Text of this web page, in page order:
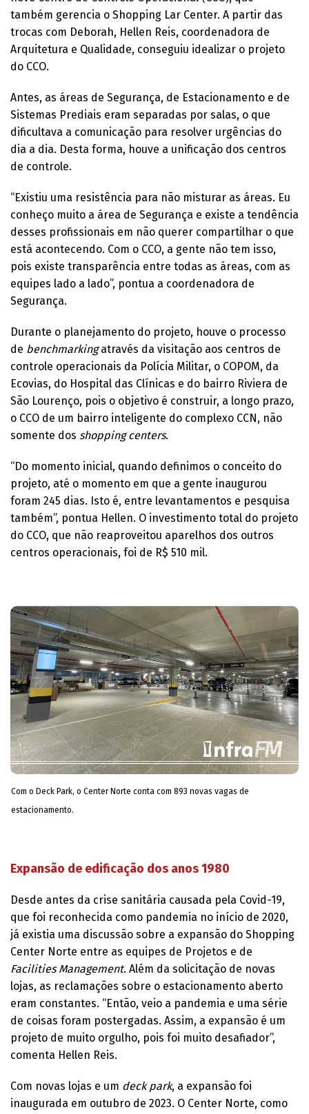
também gerencia o Shopping Lar Center. A partir das
trocas com Deborah, Hellen Reis, coordenadora de
Arquitetura e Qualidade, conseguiu idealizar o projeto
do CCO.
Antes, as áreas de Segurança, de Estacionamento e de
Sistemas Prediais eram separadas por salas, o que
dificultava a comunicação para resolver urgências do
dia a dia. Desta forma, houve a unificação dos centros
de controle.
“Existiu uma resistência para não misturar as áreas. Eu
conheço muito a área de Segurança e existe a tendência
desses profissionais em não querer compartilhar o que
está acontecendo. Com o CCO, a gente não tem isso,
pois existe transparência entre todas as áreas, com as
equipes lado a lado”, pontua a coordenadora de
Segurança.
Durante o planejamento do projeto, houve o processo
de benchmarkingatravés da visitação aos centros de
controle operacionais da Polícia Militar, o COPOM, da
Ecovias, do Hospital das Clínicas e do bairro Riviera de
São Lourenço, pois o objetivo é construir, a longo prazo,
o CCO de um bairro inteligente do complexo CCN, não
somente dos shopping centers.
“Do momento inicial, quando definimos o conceito do
projeto, até o momento em que a gente inaugurou
foram 245 dias. Isto é, entre levantamentos e pesquisa
também”, pontua Hellen. O investimento total do projeto
do CCO, que não reaproveitou aparelhos dos outros
centros operacionais, foi de R$ 510 mil.
Com o Deck Park, o Center Norte conta com 893 novas vagas de
estacionamento.
Expansão de edificação dos anos 1980
Desde antes da crise sanitária causada pela Covid-19,
que foi reconhecida como pandemia no início de 2020,
já existia uma discussão sobre a expansão do Shopping
Center Norte entre as equipes de Projetos e de
Facilities Management. Além da solicitação de novas
lojas, as reclamações sobre o estacionamento aberto
eram constantes. “Então, veio a pandemia e uma série
de coisas foram postergadas. Assim, a expansão é um
projeto de muito orgulho, pois foi muito desafiador”,
comenta Hellen Reis.
Com novas lojas e um deck park, a expansão foi
inaugurada em outubro de 2023. O Center Norte, como